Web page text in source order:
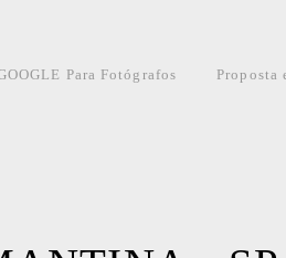
Para Fotógrafos Proposta